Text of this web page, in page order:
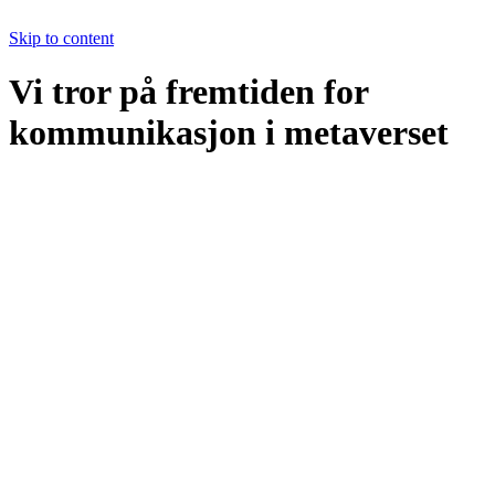
Skip to content
Vi tror på fremtiden for
kommunikasjon i metaverset